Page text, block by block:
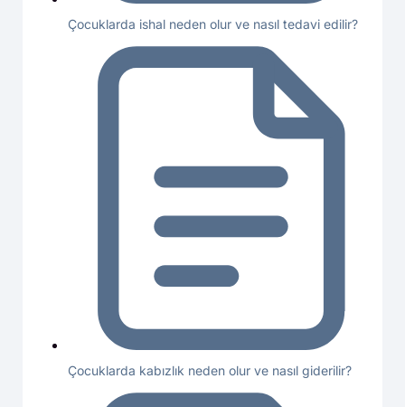
Çocuklarda ishal neden olur ve nasıl tedavi edilir?
Çocuklarda kabızlık neden olur ve nasıl giderilir?